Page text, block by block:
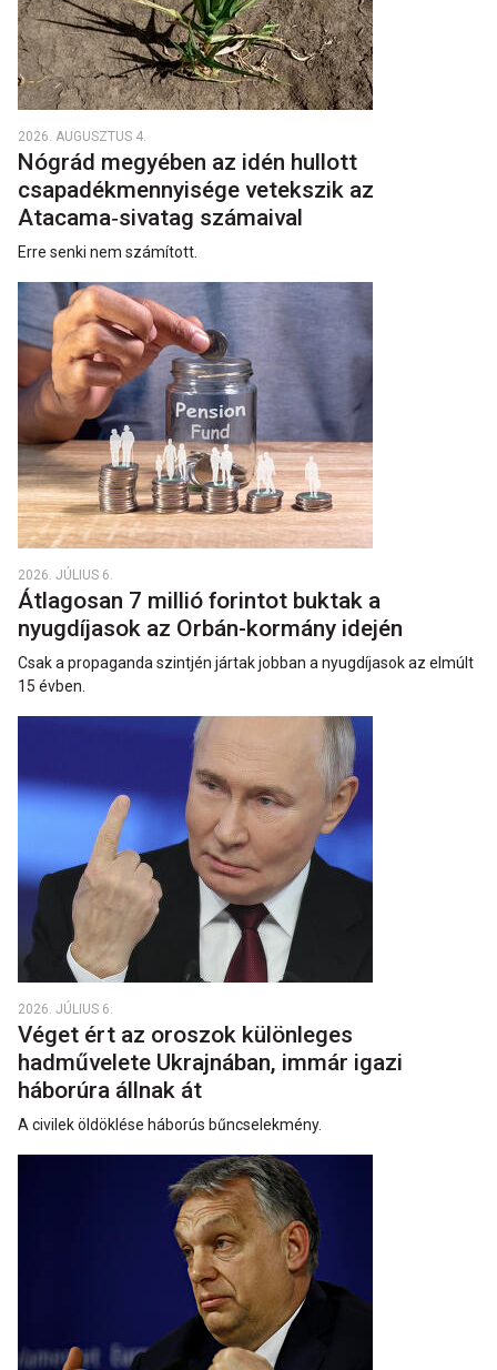
2026. AUGUSZTUS 4.
Nógrád megyében az idén hullott
csapadékmennyisége vetekszik az
Atacama‑sivatag számaival
Erre senki nem számított.
2026. JÚLIUS 6.
Átlagosan 7 millió forintot buktak a
nyugdíjasok az Orbán-kormány idején
Csak a propaganda szintjén jártak jobban a nyugdíjasok az elmúlt
15 évben.
2026. JÚLIUS 6.
Véget ért az oroszok különleges
hadművelete Ukrajnában, immár igazi
háborúra állnak át
A civilek öldöklése háborús bűncselekmény.